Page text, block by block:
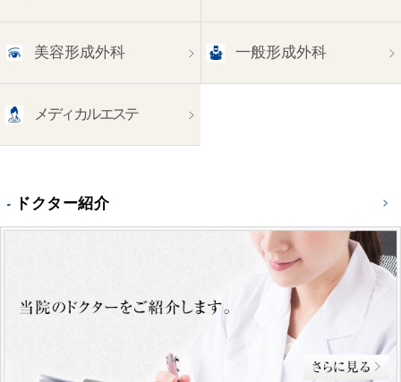
美容形成外科 一般形成外科
メディカルエステ
ドクター紹介